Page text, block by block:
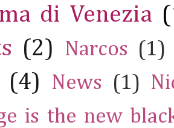
di Venezia
(2) Narcos (1)
(4) News (1)
is the new